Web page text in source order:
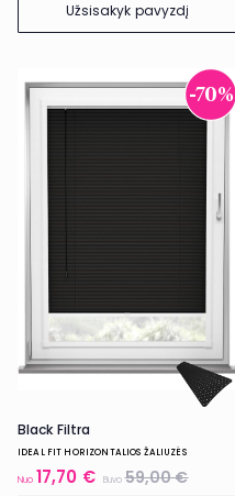
Užsisakyk pavyzdį
-70%
Black Filtra
IDEAL FIT HORIZONTALIOS ŽALIUZĖS
Nuo 17,70 € Buvo59,00 €